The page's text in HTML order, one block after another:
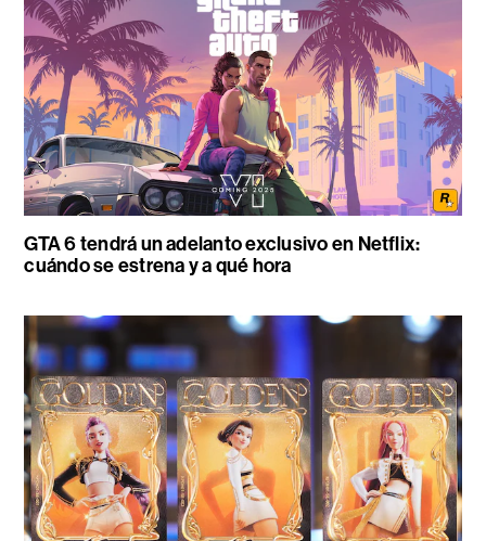
GTA 6 tendrá un adelanto exclusivo en Netflix:
cuándo se estrena y a qué hora